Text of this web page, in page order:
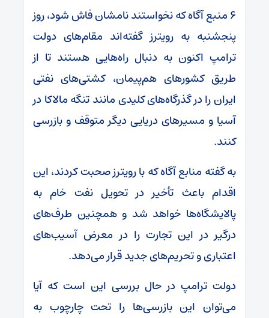
۶ منبع آگاه که نخواستند نامشان فاش شود، روز
پنجشنبه به رویترز گفته‌اند مقام‌های دولت
ترامپ اکنون به دنبال راه‌هایی هستند تا از
طریق کشورهای هم‌پیمان، کشتی‌های نفتی
ایران را در گذرگاه‌های کلیدی مانند تنگه مالاکا در
آسیا و مسیرهای دریایی دیگر متوقف و بازرسی
کنند.
به گفته منابع آگاه که با رویترز صحبت کردند، این
اقدام باعث تأخیر در تحویل نفت خام به
پالایشگاه‌ها خواهد شد و همچنین طرف‌های
درگیر در این تجارت را در معرض آسیب‌های
اعتباری و تحریم‌های جدید قرار می‌دهد.
دولت ترامپ در حال بررسی این است که آیا
می‌توان این بازرسی‌ها را تحت چارچوب به